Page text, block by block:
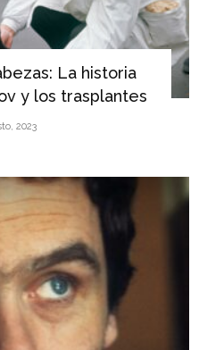
La historia
y los trasplantes
2023